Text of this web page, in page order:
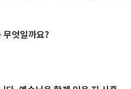
엇일까요?